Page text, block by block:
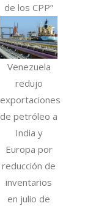
de los CPP”
Venezuela
redujo
exportaciones
de petróleo a
India y
Europa por
reducción de
inventarios
en julio de